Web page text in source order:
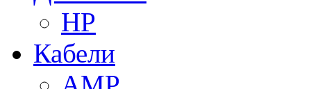
HP
Кабели